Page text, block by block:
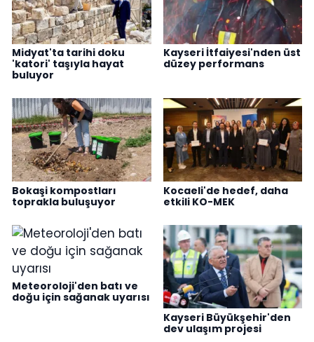
Midyat'ta tarihi doku
'katori' taşıyla hayat
buluyor
Kayseri İtfaiyesi'nden üst
düzey performans
Bokaşi kompostları
toprakla buluşuyor
Kocaeli'de hedef, daha
etkili KO-MEK
Meteoroloji'den batı ve
doğu için sağanak uyarısı
Kayseri Büyükşehir'den
dev ulaşım projesi